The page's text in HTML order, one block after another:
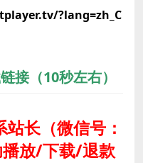
?lang=zh_C
接（10秒左右）
站长（微信号：
放/下载/退款